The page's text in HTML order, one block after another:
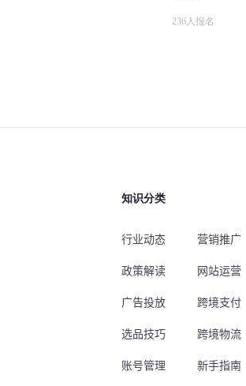
236人报名
知识分类
行业动态 营销推广
政策解读 网站运营
广告投放 跨境支付
选品技巧 跨境物流
账号管理 新手指南